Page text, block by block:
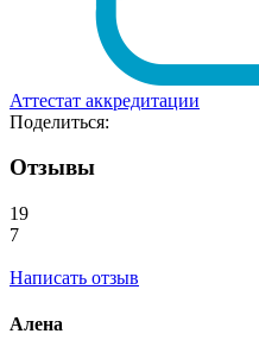
Аттестат аккредитации
Поделиться:
Отзывы
19
7
Написать отзыв
Алена